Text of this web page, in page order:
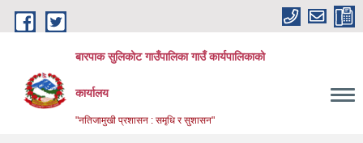
Skip to main content
बारपाक सुलिकोट गाउँपालिका गाउँ कार्यपालिकाको
कार्यालय
"नतिजामुखी प्रशासन : समृधि र सुशासन"